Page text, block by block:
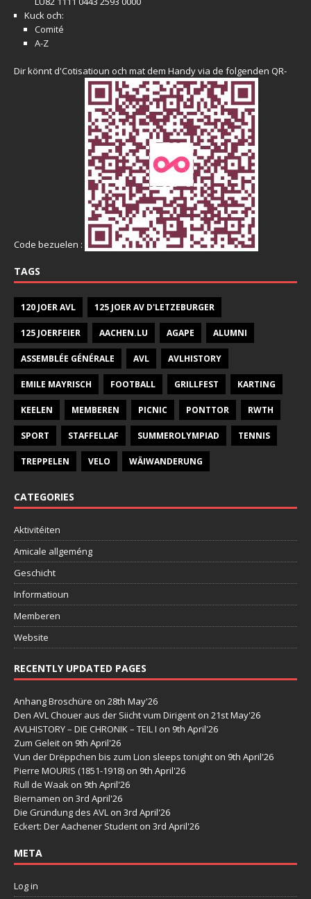
Kuck och:
Comité
A-Z
Dir könnt d'Cotisatioun och mat dem Handy via de folgenden QR-
Code bezuelen :
TAGS
120 JOER AVL 125 JOER AV D'LETZEBURGER
125 JOERFEIER AACHEN.LU AGAPE ALUMNI
ASSEMBLÉE GÉNÉRALE AVL AVLHISTORY
EMILE MAYRISCH FOOTBALL GRILLFEST KARTING
KEELEN MEMBEREN PICNIC PONTTOR RWTH
SPORT STAFFELLAF SUMMEROLYMPIAD TENNIS
TREPPELEN VELO WÄIWANDERUNG
CATEGORIES
Aktivitéiten
Amicale allgeméng
Geschicht
Informatioun
Memberen
Website
RECENTLY UPDATED PAGES
Anhang Broschüre on 28th May'26
Den AVL Chouer aus der Siicht vum Dirigent on 21st May'26
AVLHISTORY – DIE CHRONIK – TEIL I on 9th April'26
Zum Geleit on 9th April'26
Vun der Drëppchen bis zum Lion sleeps tonight on 9th April'26
Pierre MOURIS (1851-1918) on 9th April'26
Rull de Waak on 9th April'26
Biernamen on 3rd April'26
Die Gründung des AVL on 3rd April'26
Eckert: Der Aachener Student on 3rd April'26
META
Log in